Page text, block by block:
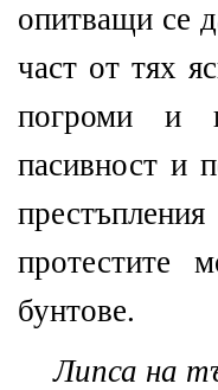
опитващи се
част от тях
погроми и
пасивност и
протестите
бунтове.
Липса на